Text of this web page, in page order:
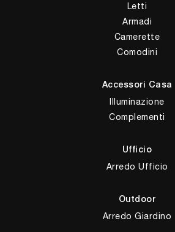
Letti
Armadi
Camerette
Comodini
Accessori Casa
Illuminazione
Complementi
Ufficio
Arredo Ufficio
Outdoor
Arredo Giardino